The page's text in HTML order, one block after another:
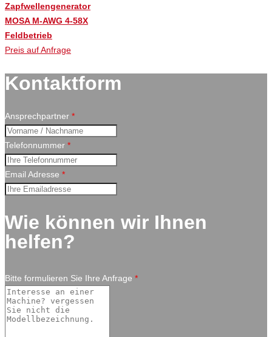
Zapfwellengenerator
MOSA M-AWG 4-58X
Feldbetrieb
Preis auf Anfrage
Kontaktform
Ansprechpartner *
Telefonnummer *
Email Adresse *
Wie können wir Ihnen
helfen?
Bitte formulieren Sie Ihre Anfrage *